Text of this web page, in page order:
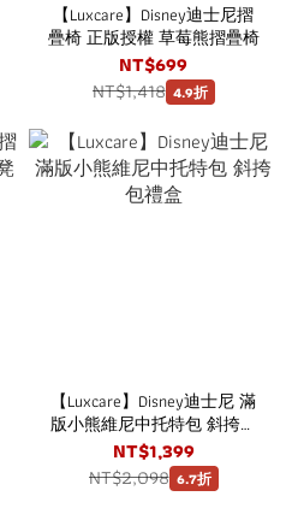
【Luxcare】Disney迪士尼摺
疊椅 正版授權 草莓熊摺疊椅
NT$699
NT$1,418 4.9折
【Luxcare】Disney迪士尼 滿
版小熊維尼中托特包 斜挎包
禮盒
NT$1,399
NT$2,098 6.7折